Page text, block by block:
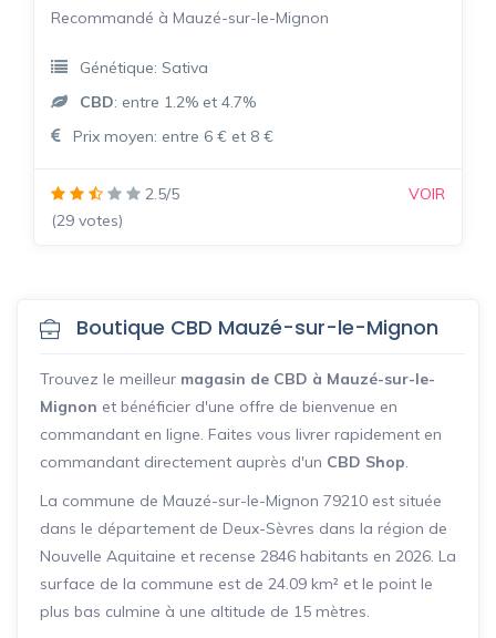
Boutique CBD Mauzé-sur-le-Mignon
Trouvez le meilleur magasin de CBD à Mauzé-sur-le-
Mignon et bénéficier d'une offre de bienvenue en
commandant en ligne. Faites vous livrer rapidement en
commandant directement auprès d'un CBD Shop
La commune de Mauzé-sur-le-Mignon 79210 est située
dans le département de Deux-Sèvres dans la région de
Nouvelle Aquitaine et recense 2846 habitants en 2026. La
surface de la commune est de 24.09 km² et le point le
plus bas culmine à une altitude de 15 mètres.
Recommandé à Mauzé-sur-le-Mignon
Génétique: Sativa
CBD: entre 1.2% et 4.7%
Prix moyen: entre 6 € et 8 €
2.5/5
(29 votes)
VOIR